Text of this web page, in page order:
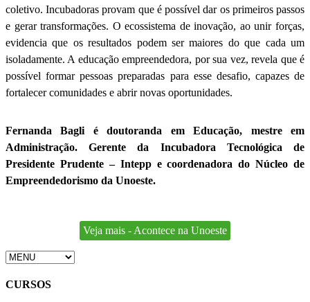
coletivo. Incubadoras provam que é possível dar os primeiros passos
e gerar transformações. O ecossistema de inovação, ao unir forças,
evidencia que os resultados podem ser maiores do que cada um
isoladamente. A educação empreendedora, por sua vez, revela que é
possível formar pessoas preparadas para esse desafio, capazes de
fortalecer comunidades e abrir novas oportunidades.
Fernanda Bagli é doutoranda em Educação, mestre em
Administração. Gerente da Incubadora Tecnológica de
Presidente Prudente – Intepp e coordenadora do Núcleo de
Empreendedorismo da Unoeste.
Veja mais - Acontece na Unoeste
CURSOS